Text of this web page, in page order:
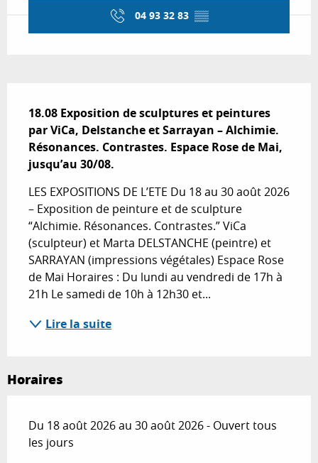
04 93 32 83 ▒▒
18.08 Exposition de sculptures et peintures
par ViCa, Delstanche et Sarrayan – Alchimie.
Résonances. Contrastes. Espace Rose de Mai,
jusqu’au 30/08.
LES EXPOSITIONS DE L’ETE Du 18 au 30 août 2026
– Exposition de peinture et de sculpture
“Alchimie. Résonances. Contrastes.” ViCa
(sculpteur) et Marta DELSTANCHE (peintre) et
SARRAYAN (impressions végétales) Espace Rose
de Mai Horaires : Du lundi au vendredi de 17h à
21h Le samedi de 10h à 12h30 et...
Lire la suite
Horaires
Du 18 août 2026 au 30 août 2026 - Ouvert tous
les jours